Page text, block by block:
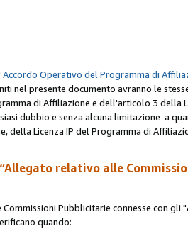
Accordo Operativo del Programma di
nel presente documento avranno le
di Affiliazione e dell'articolo 3 della
dubbio e senza alcuna limitazione a
della Licenza IP del Programma di
relativo alle
Pubblicitarie connesse con gli "
quando: